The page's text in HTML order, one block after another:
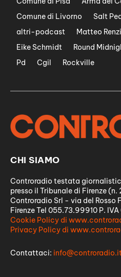
Comune di Livorno
Salt
altri-podcast
Matteo Renzi
Eike Schmidt
Round
Pd
Cgil Rockville
CHI SIAMO
Controradio testata
presso il Tribunale di Firenze
Controradio Srl - via del Rosso
Firenze Tel 055.73.99910 P.
Cookie Policy di
Privacy Policy di
Contattaci: